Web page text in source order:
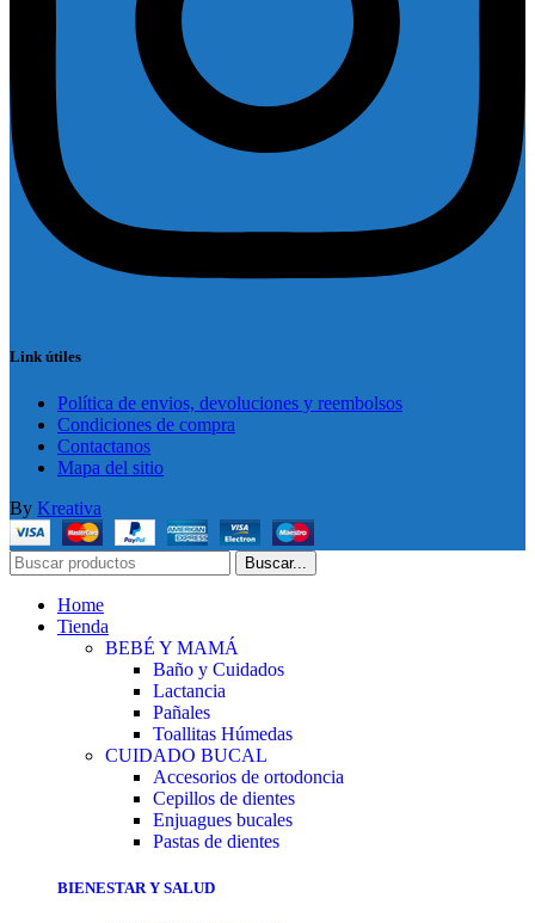
Link útiles
Política de envios, devoluciones y reembolsos
Condiciones de compra
Contactanos
Mapa del sitio
By Kreativa
Buscar...
Home
Tienda
BEBÉ Y MAMÁ
Baño y Cuidados
Lactancia
Pañales
Toallitas Húmedas
CUIDADO BUCAL
Accesorios de ortodoncia
Cepillos de dientes
Enjuagues bucales
Pastas de dientes
BIENESTAR Y SALUD